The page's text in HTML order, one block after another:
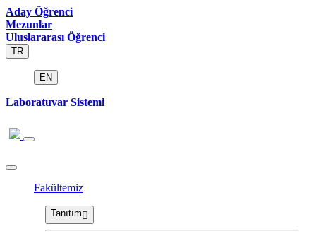
Aday Öğrenci
Mezunlar
Uluslararası Öğrenci
TR
EN
Laboratuvar Sistemi
Fakültemiz
Tanıtım